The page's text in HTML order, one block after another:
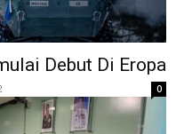
Debut Di Eropa
0